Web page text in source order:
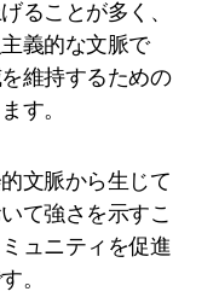
ることが多く、
義的な文脈で
維持するための
す。
文脈から生じて
て強さを示すこ
ュニティを促進
。